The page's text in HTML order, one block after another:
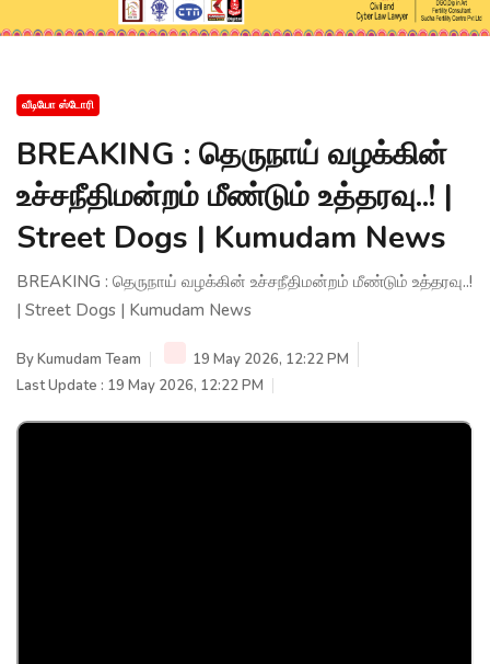
வீடியோ ஸ்டோரி
BREAKING : தெருநாய் வழக்கின்
உச்சநீதிமன்றம் மீண்டும் உத்தரவு..! |
Street Dogs | Kumudam News
BREAKING : தெருநாய் வழக்கின் உச்சநீதிமன்றம் மீண்டும் உத்தரவு..!
| Street Dogs | Kumudam News
ByKumudam Team
19 May 2026, 12:22 PM
Last Update : 19 May 2026, 12:22 PM